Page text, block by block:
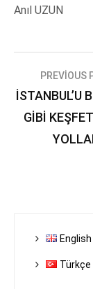
Anıl UZUN
Yazı
gezinmesi
PREVIOUS
İSTANBUL’U
GİBİ
English
Türkçe